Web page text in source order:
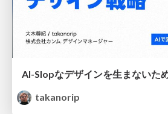
takanorip